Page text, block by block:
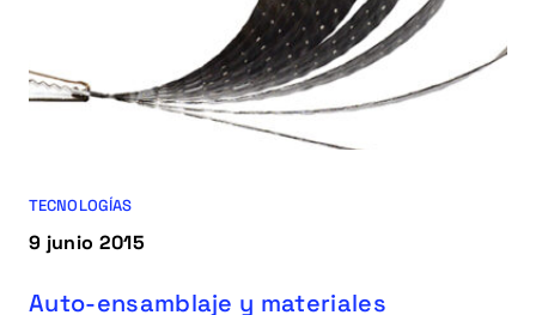
TECNOLOGÍAS
9 junio 2015
Auto-ensamblaje y materiales